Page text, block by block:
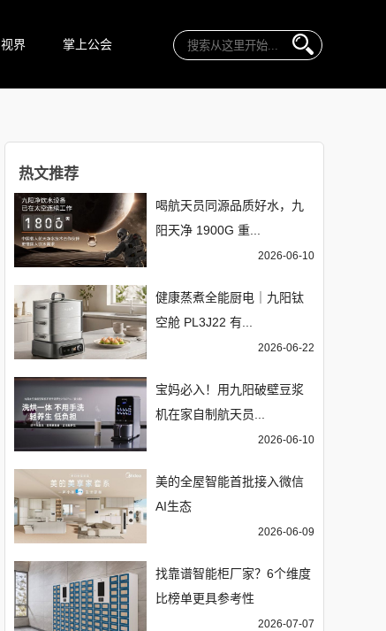
视界 掌上公会
热文推荐
喝航天员同源品质好水，九
阳天净 1900G 重...
2026-06-10
健康蒸煮全能厨电｜九阳钛
空舱 PL3J22 有...
2026-06-22
宝妈必入！用九阳破壁豆浆
机在家自制航天员...
2026-06-10
美的全屋智能首批接入微信
AI生态
2026-06-09
找靠谱智能柜厂家？6个维度
比榜单更具参考性
2026-07-07